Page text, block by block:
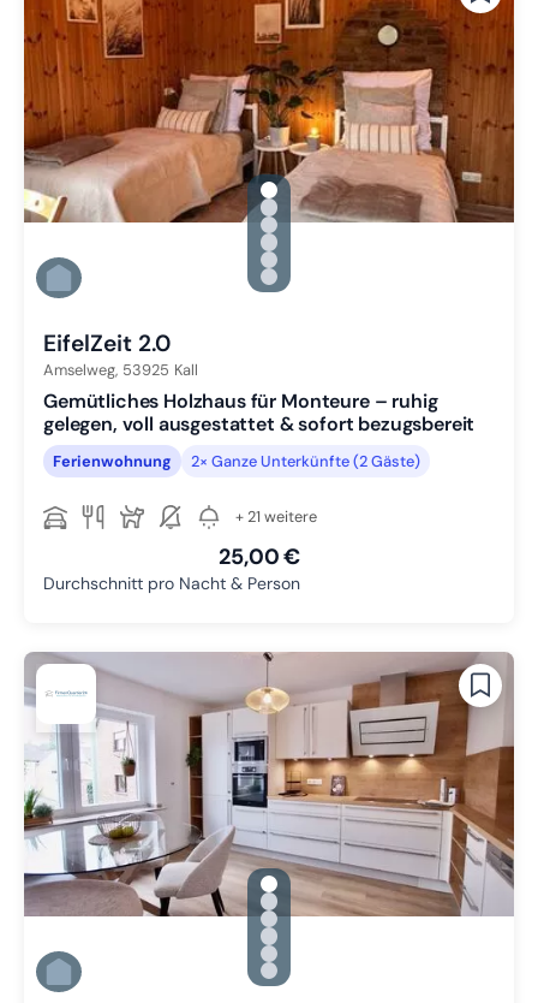
gallery.slide_selector
Zu Slide 1 wechseln
Zu Slide 2 wechseln
Zu Slide 3 wechseln
Zu Slide 4 wechseln
Zu Slide 5 wechseln
Zu Slide 6 wechseln
EifelZeit 2.0
Amselweg, 53925 Kall
Gemütliches Holzhaus für Monteure – ruhig
gelegen, voll ausgestattet & sofort bezugsbereit
Ferienwohnung 2× Ganze Unterkünfte (2 Gäste)
+ 21 weitere
25,00 €
Durchschnitt pro Nacht & Person
gallery.slide_selector
Zu Slide 1 wechseln
Zu Slide 2 wechseln
Zu Slide 3 wechseln
Zu Slide 4 wechseln
Zu Slide 5 wechseln
Zu Slide 6 wechseln